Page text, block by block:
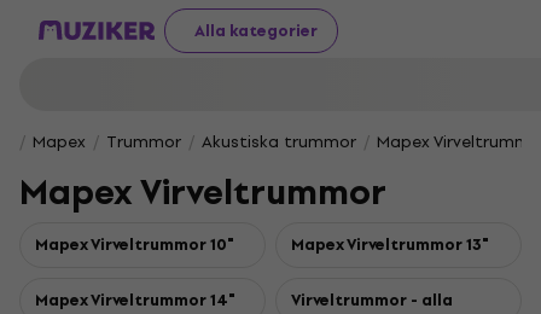
Alla kategorier
Mapex Trummor Akustiska trummor Mapex
Mapex Virveltrummor
Mapex Virveltrummor 10" Mapex Virveltrummor 13"
Mapex Virveltrummor 14" Virveltrummor - alla